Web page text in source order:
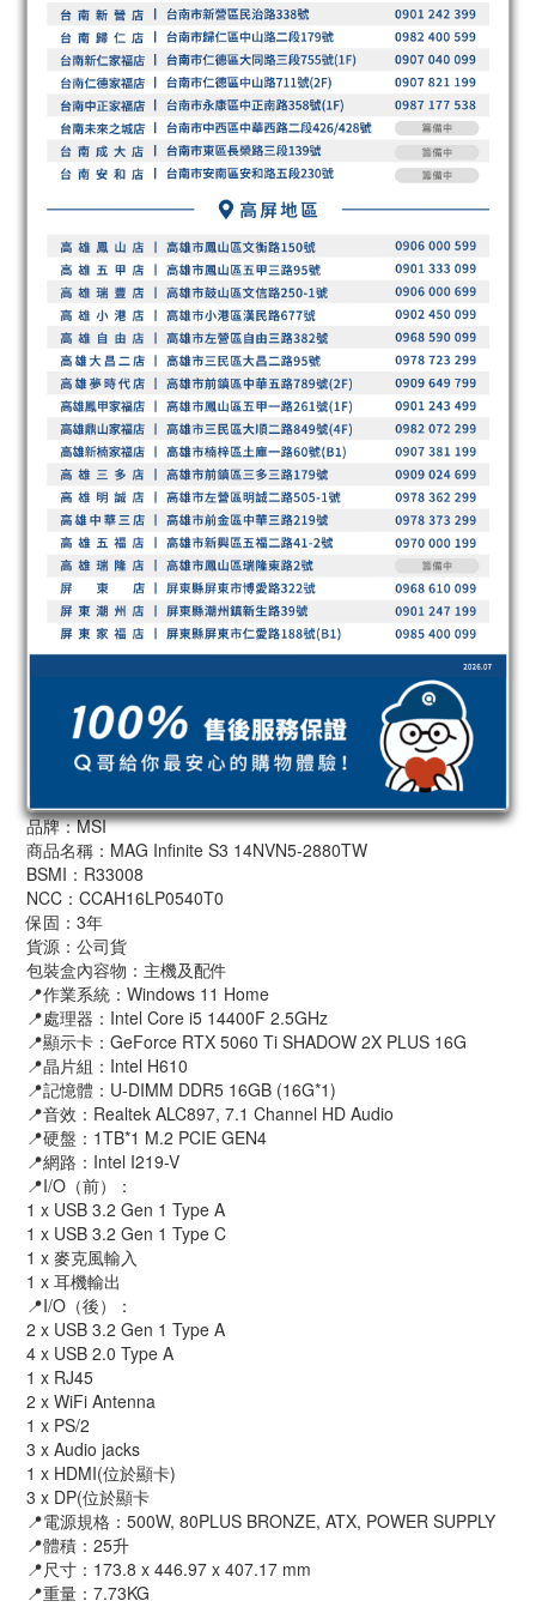
品牌：MSI
商品名稱：MAG Infinite S3 14NVN5-2880TW
BSMI：R33008
NCC：CCAH16LP0540T0
保固：3年
貨源：公司貨
包裝盒內容物：主機及配件
📍作業系統：Windows 11 Home
📍處理器：Intel Core i5 14400F 2.5GHz
📍顯示卡：GeForce RTX 5060 Ti SHADOW 2X PLUS 16G
📍晶片組：Intel H610
📍記憶體：U-DIMM DDR5 16GB (16G*1)
📍音效：Realtek ALC897, 7.1 Channel HD Audio
📍硬盤：1TB*1 M.2 PCIE GEN4
📍網路：Intel I219-V
📍I/O（前）：
1 x USB 3.2 Gen 1 Type A
1 x USB 3.2 Gen 1 Type C
1 x 麥克風輸入
1 x 耳機輸出
📍I/O（後）：
2 x USB 3.2 Gen 1 Type A
4 x USB 2.0 Type A
1 x RJ45
2 x WiFi Antenna
1 x PS/2
3 x Audio jacks
1 x HDMI(位於顯卡)
3 x DP(位於顯卡
📍電源規格：500W, 80PLUS BRONZE, ATX, POWER SUPPLY
📍體積：25升
📍尺寸：173.8 x 446.97 x 407.17 mm
📍重量：7.73KG